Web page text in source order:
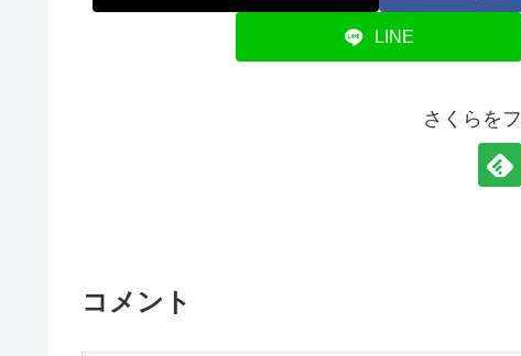
LINE
さくらを
コメント